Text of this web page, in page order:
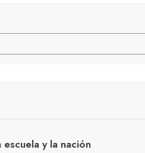
y la nación